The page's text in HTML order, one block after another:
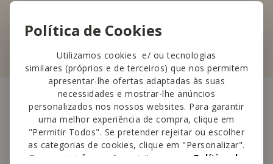
Política de Cookies
Utilizamos cookies e/ ou tecnologias
similares (próprios e de terceiros) que nos permitem
apresentar-lhe ofertas adaptadas às suas
necessidades e mostrar-lhe anúncios
personalizados nos nossos websites. Para garantir
uma melhor experiência de compra, clique em
"Permitir Todos". Se pretender rejeitar ou escolher
as categorias de cookies, clique em "Personalizar".
Para mais informações, visite a nossa Política de
Outraslojas perto